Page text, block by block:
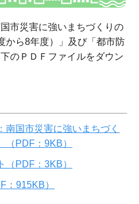
市災害に強いまちづくりの
から8年度）」及び「都市防
のＰＤＦファイルをダウン
南国市災害に強いまちづく
（PDF：9KB）
（PDF：3KB）
：915KB）